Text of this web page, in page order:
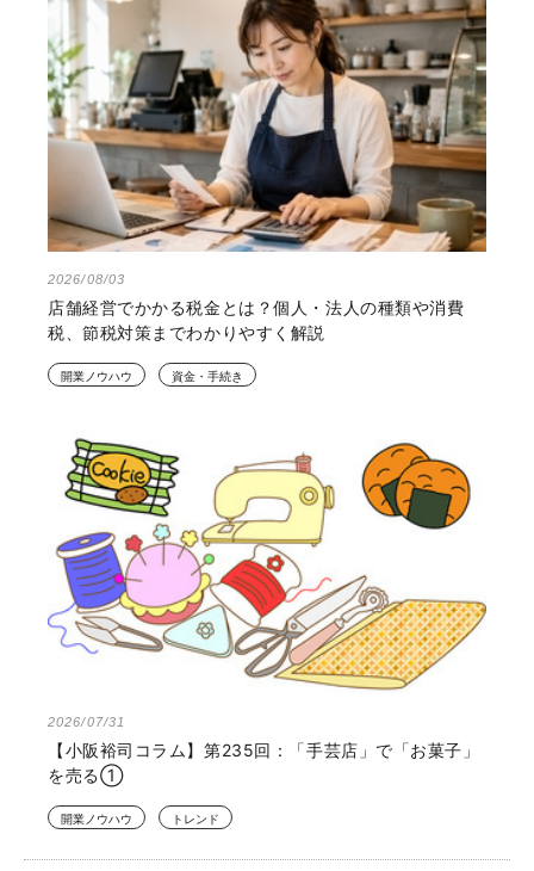
2026/08/03
店舗経営でかかる税金とは？個人・法人の種類や消費
税、節税対策までわかりやすく解説
開業ノウハウ 資金・手続き
2026/07/31
【小阪裕司コラム】第235回：「手芸店」で「お菓子」
を売る①
開業ノウハウ トレンド